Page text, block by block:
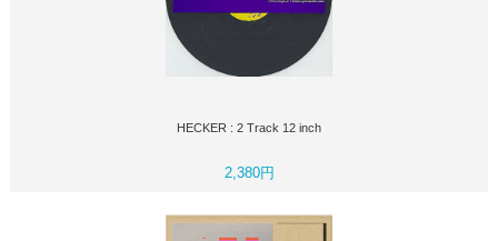
HECKER : 2 Track 12 inch
2,380円